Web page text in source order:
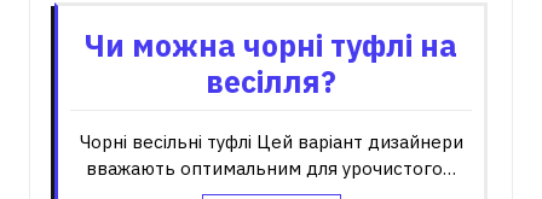
Чи можна чорні туфлі на
весілля?
Чорні весільні туфлі Цей варіант дизайнери
вважають оптимальним для урочистого…